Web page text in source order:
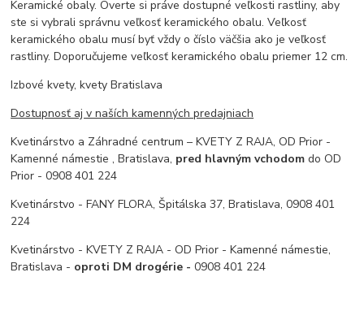
Keramické obaly. Overte si práve dostupné veľkosti rastliny, aby
ste si vybrali správnu veľkosť keramického obalu. Veľkosť
keramického obalu musí byť vždy o číslo väčšia ako je veľkosť
rastliny. Doporučujeme veľkosť keramického obalu priemer 12 cm.
Izbové kvety, kvety Bratislava
Dostupnosť aj v naších kamenných predajniach
Kvetinárstvo a Záhradné centrum – KVETY Z RAJA, OD Prior -
Kamenné námestie , Bratislava, pred hlavným vchodom do OD
Prior - 0908 401 224
Kvetinárstvo - FANY FLORA, Špitálska 37, Bratislava, 0908 401
224
Kvetinárstvo - KVETY Z RAJA - OD Prior - Kamenné námestie,
Bratislava - oproti DM drogérie -0908 401 224